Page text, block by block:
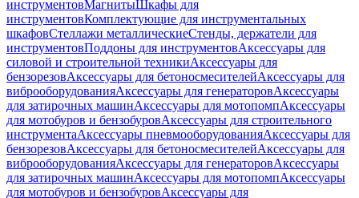
инструментовМагнитыШкафы для
инструментовКомплектующие для инструментальных
шкафовСтеллажи металлическиеСтенды, держатели для
инструментовПоддоны для инструментовАксессуары для
силовой и строительной техникиАксессуары для
бензорезовАксессуары для бетоносмесителейАксессуары для
виброоборудованияАксессуары для генераторовАксессуары
для затирочных машинАксессуары для мотопомпАксессуары
для мотобуров и бензобуровАксессуары для строительного
инструментаАксессуары пневмооборудованияАксессуары для
бензорезовАксессуары для бетоносмесителейАксессуары для
виброоборудованияАксессуары для генераторовАксессуары
для затирочных машинАксессуары для мотопомпАксессуары
для мотобуров и бензобуровАксессуары для